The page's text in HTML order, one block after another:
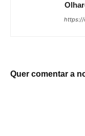
https://
Quer comentar a